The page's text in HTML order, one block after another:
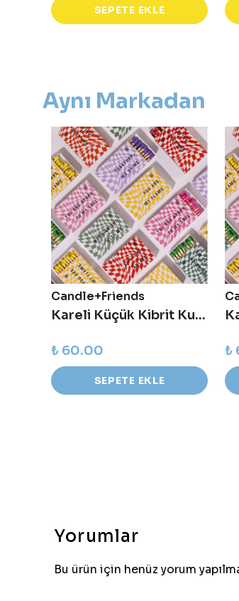
SEPETE EKLE
Aynı Markadan
Candle+Friends
Kareli Küçük Kibrit Kutusu - You Are My Flame - Sarı
₺ 60.00
SEPETE EKLE
₺
Yorumlar
Bu ürün için henüz yorum